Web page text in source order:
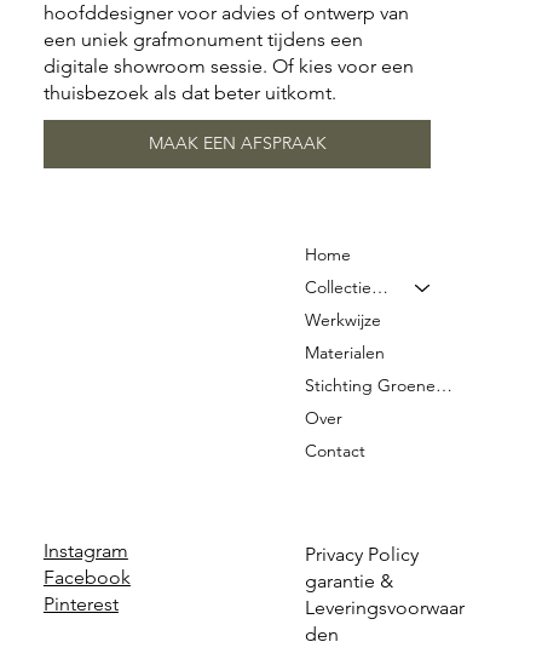
Instagram
Facebook
Pinterest
Privacy Policy
garantie &
Leveringsvoorwaar
den
Home
Collectie & Prijzen
Werkwijze
Materialen
Stichting Groene Graven
Over
Contact
hoofddesigner voor advies of ontwerp van
een uniek grafmonument tijdens een
digitale showroom sessie. Of kies voor een
thuisbezoek als dat beter uitkomt.
MAAK EEN AFSPRAAK